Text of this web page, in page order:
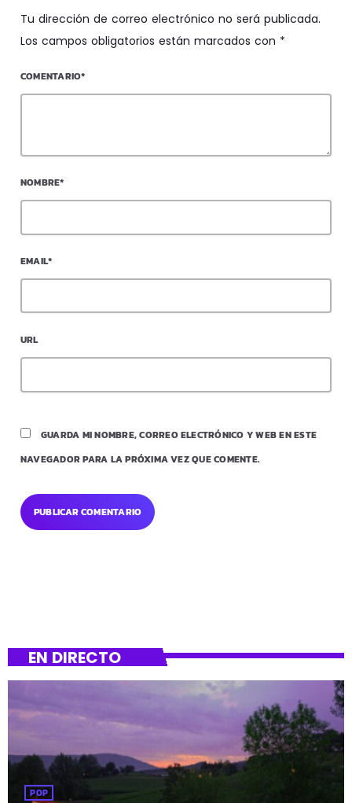
Tu dirección de correo electrónico no será publicada.
Los campos obligatorios están marcados con *
COMENTARIO*
NOMBRE*
EMAIL*
URL
GUARDA MI NOMBRE, CORREO ELECTRÓNICO Y WEB EN ESTE
NAVEGADOR PARA LA PRÓXIMA VEZ QUE COMENTE.
EN DIRECTO
POP